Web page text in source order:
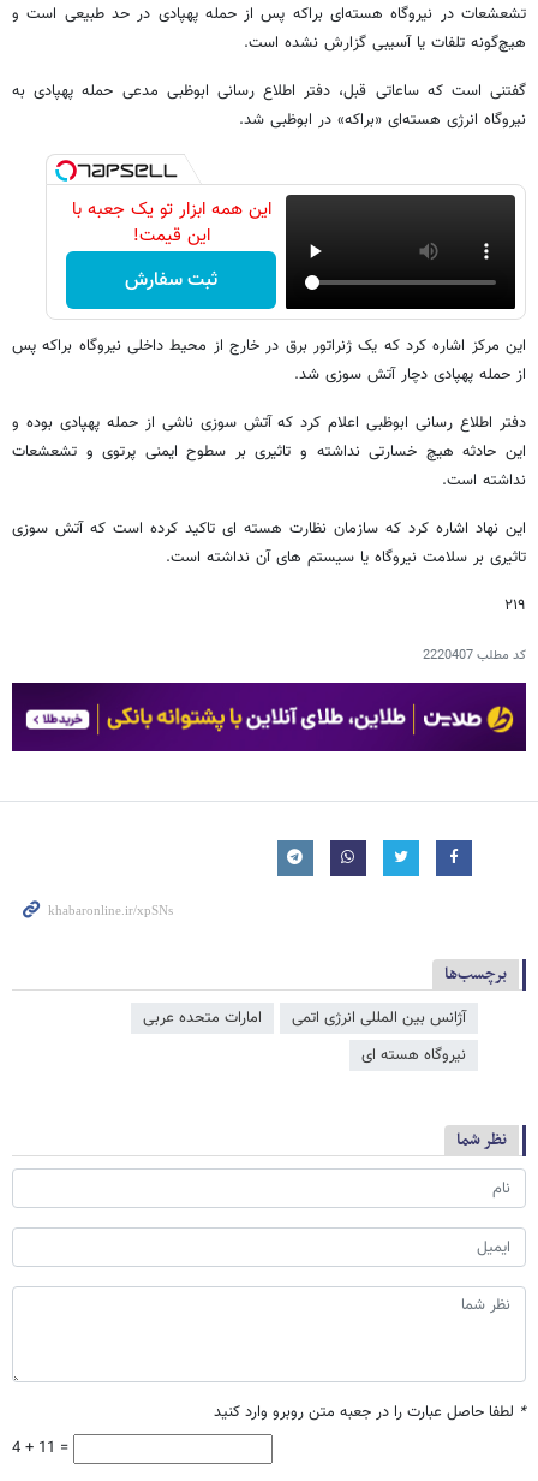
تشعشعات در نیروگاه هسته‌ای براکه پس از حمله پهپادی در حد طبیعی است و
هیچ‌گونه تلفات یا آسیبی گزارش نشده است.
گفتنی است که ساعاتی قبل، دفتر اطلاع رسانی ابوظبی مدعی حمله پهپادی به
نیروگاه انرژی هسته‌ای «براکه» در ابوظبی شد.
این همه ابزار تو یک جعبه با
این قیمت!
ثبت سفارش
این مرکز اشاره کرد که یک ژنراتور برق در خارج از محیط داخلی نیروگاه براکه پس
از حمله پهپادی دچار آتش سوزی شد.
دفتر اطلاع رسانی ابوظبی اعلام کرد که آتش سوزی ناشی از حمله پهپادی بوده و
این حادثه هیچ خسارتی نداشته و تاثیری بر سطوح ایمنی پرتوی و تشعشعات
نداشته است.
این نهاد اشاره کرد که سازمان نظارت هسته ای تاکید کرده است که آتش سوزی
تاثیری بر سلامت نیروگاه یا سیستم های آن نداشته است.
۲۱۹
کد مطلب2220407
برچسب‌ها
آژانس بین المللی انرژی اتمی
امارات متحده عربی
نیروگاه هسته ای
نظر شما
* لطفا حاصل عبارت را در جعبه متن روبرو وارد کنید
4 + 11 =